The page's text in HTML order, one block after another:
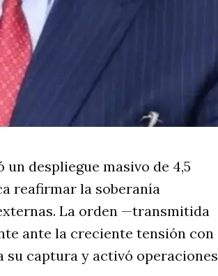
despliegue masivo de 4,5
reafirmar la soberanía
La orden —transmitida
ante la creciente tensión con
su captura y activó operaciones